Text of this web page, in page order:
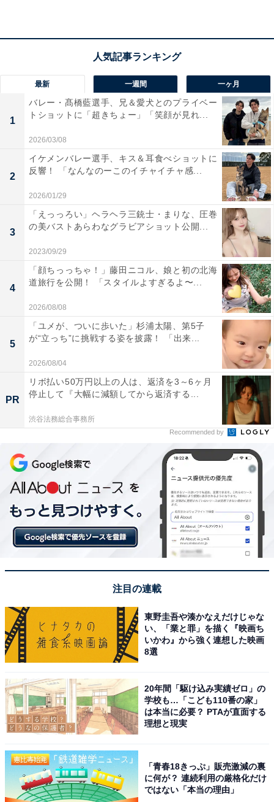
最新 一週間 一ヶ月
1
バレー・髙橋藍選手、兄＆愛犬とのプライベー
トショットに「超きちょー」「笑顔が見れ...
2026/03/08
2
イケメンバレー選手、キス＆耳食べショットに
反響！ 「なんなのーこのイチャイチャ感...
2026/01/29
3
「えっっろい」ヘラヘラ三銃士・まりな、圧巻
の美バストあらわなグラビアショット公開...
2023/09/29
4
「顔ちっっちゃ！」藤田ニコル、娘と初の北海
道旅行を公開！ 「スタイルよすぎるよ〜...
2026/08/08
5
「ユメが、ついに歩いた」杉浦太陽、第5子
が“立っち”に挑戦する姿を披露！ 「出来...
2026/08/04
PR
リボ払い50万円以上の人は、返済を3～6ヶ月
停止して『大幅に減額してから返済する...
渋谷法務総合事務所
Recommended by
注目の連載
東野圭吾や湊かなえだけじゃな
い、「業と罪」を描く『映画ち
いかわ』から強く連想した映画
8選
20年間「駆け込み実績ゼロ」の
学校も…「こども110番の家」
は本当に必要？ PTAが直面する
理想と現実
「青春18きっぷ」販売激減の裏
に何が？ 連続利用の厳格化だけ
ではない「本当の理由」